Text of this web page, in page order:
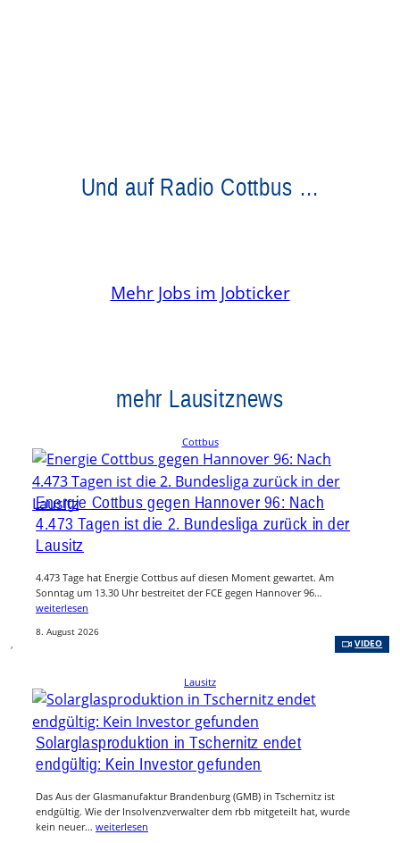
Und auf Radio Cottbus …
Mehr Jobs im Jobticker
mehr Lausitznews
Cottbus
VIDEO
Energie Cottbus gegen Hannover 96: Nach
4.473 Tagen ist die 2. Bundesliga zurück in der
Lausitz
4.473 Tage hat Energie Cottbus auf diesen Moment gewartet. Am
Sonntag um 13.30 Uhr bestreitet der FCE gegen Hannover 96…
weiterlesen
8. August 2026
Lausitz
Solarglasproduktion in Tschernitz endet
endgültig: Kein Investor gefunden
Das Aus der Glasmanufaktur Brandenburg (GMB) in Tschernitz ist
endgültig. Wie der Insolvenzverwalter dem rbb mitgeteilt hat, wurde
kein neuer… weiterlesen